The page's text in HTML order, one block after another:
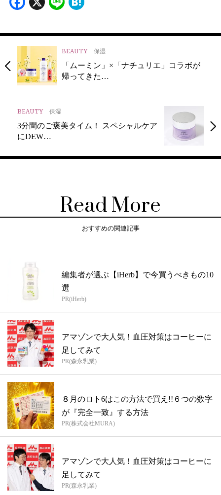
BEAUTY 保湿
「ムーミン」×「ナチュリエ」コラボが
帰ってきた…
BEAUTY 保湿
3分間のご褒美タイム！ スペシャルケア
にDEW…
Read More
おすすめの関連記事
編集者が選ぶ【iHerb】で今買うべきもの10
選
PR(iHerb)
アマゾンで大人気！血圧対策はコーヒーに
足してみて
PR(森永乳業)
８月のロト6はこの方法で買え!!６つの数字
が『完全一致』する方法
PR(株式会社MURA)
アマゾンで大人気！血圧対策はコーヒーに
足してみて
PR(森永乳業)